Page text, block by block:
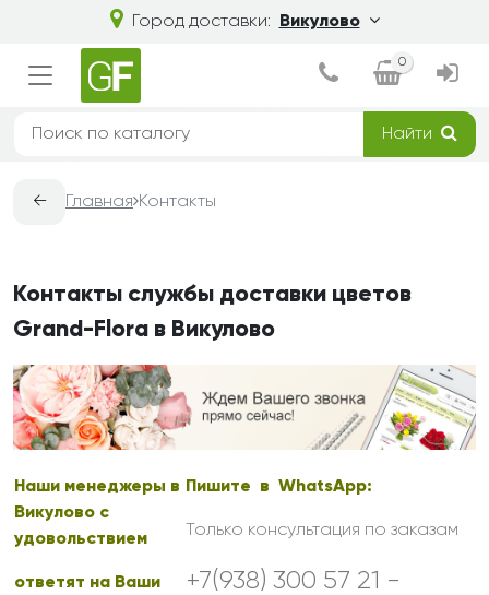
Город доставки: Викулово
0
Найти
← Главная Контакты
Контакты службы доставки цветов
Grand-Flora в Викулово
Наши менеджеры в
Викулово с
удовольствием
ответят на Ваши
Пишите в WhatsApp:
Только консультация по заказам
+7(938) 300 57 21 -